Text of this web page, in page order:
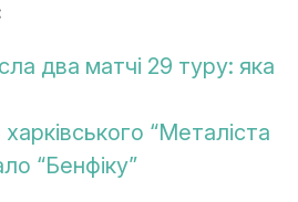
два матчі 29 туру: яка
“Металіста
“Бенфіку”